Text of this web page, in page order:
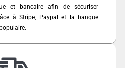
et bancaire afin de sécuriser
à Stripe, Paypal et la banque